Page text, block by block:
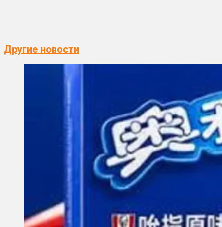
Другие новости